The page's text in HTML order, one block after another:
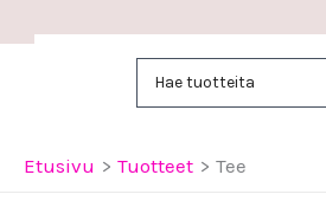
Etusivu Tuotteet Tee